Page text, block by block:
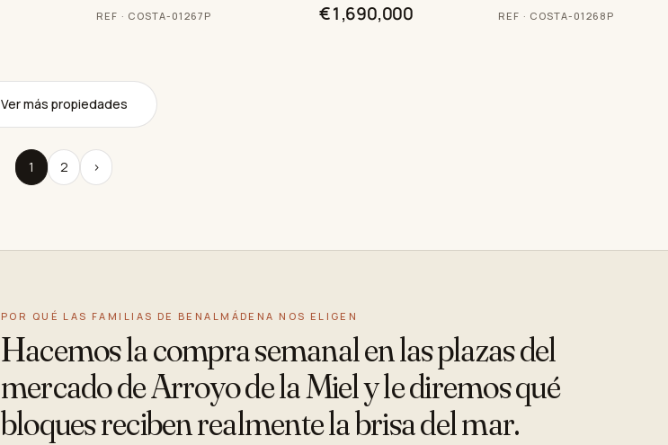
REF · COSTA-01267P €1,690,000 REF · COSTA-01268P
Ver más propiedades
1 2 ›
POR QUÉ LAS FAMILIAS DE BENALMÁDENA NOS ELIGEN
Hacemos la compra semanal en las plazas del
mercado de Arroyo de la Miel y le diremos qué
bloques reciben realmente la brisa del mar.